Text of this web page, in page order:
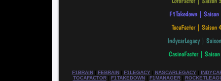
F1BRAIN| FEBRAIN| F1LEGACY| NASCARLEGACY|
TOCAFACTOR| F1TAKEDOWN| F1MANAGER|